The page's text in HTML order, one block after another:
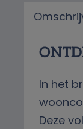
In het
Deze